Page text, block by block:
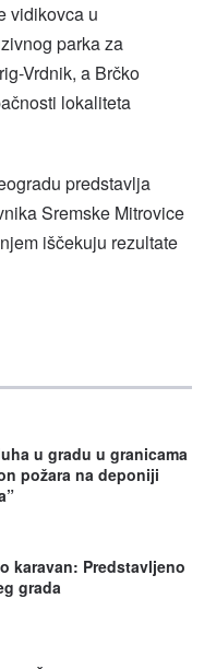
u gradu u granicama
požara na deponiji
karavan: Predstavljeno
grada
vidikovca u
parka za
Vrdnik, a Brčko
lokaliteta
predstavlja
Sremske Mitrovice
iščekuju rezultate